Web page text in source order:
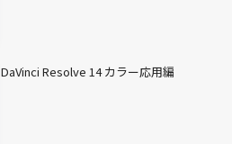
DaVinci Resolve 14 カラー応用編